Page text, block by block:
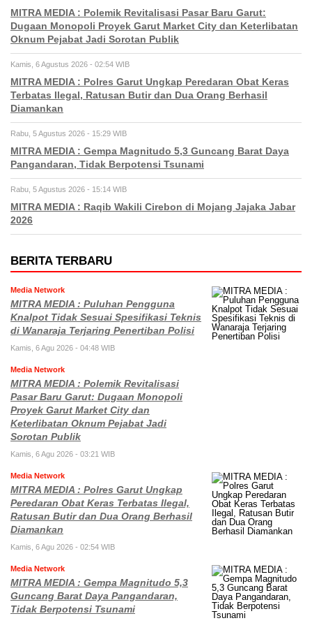
MITRA MEDIA : Polemik Revitalisasi Pasar Baru Garut:
Dugaan Monopoli Proyek Garut Market City dan Keterlibatan
Oknum Pejabat Jadi Sorotan Publik
Kamis, 6 Agustus 2026 - 02:54 WIB
MITRA MEDIA : Polres Garut Ungkap Peredaran Obat Keras
Terbatas Ilegal, Ratusan Butir dan Dua Orang Berhasil
Diamankan
Rabu, 5 Agustus 2026 - 15:29 WIB
MITRA MEDIA : Gempa Magnitudo 5,3 Guncang Barat Daya
Pangandaran, Tidak Berpotensi Tsunami
Rabu, 5 Agustus 2026 - 15:14 WIB
MITRA MEDIA : Raqib Wakili Cirebon di Mojang Jajaka Jabar
2026
BERITA TERBARU
Media Network
MITRA MEDIA : Puluhan Pengguna
Knalpot Tidak Sesuai Spesifikasi Teknis
di Wanaraja Terjaring Penertiban Polisi
Kamis, 6 Agu 2026 - 04:48 WIB
Media Network
MITRA MEDIA : Polemik Revitalisasi
Pasar Baru Garut: Dugaan Monopoli
Proyek Garut Market City dan
Keterlibatan Oknum Pejabat Jadi
Sorotan Publik
Kamis, 6 Agu 2026 - 03:21 WIB
Media Network
MITRA MEDIA : Polres Garut Ungkap
Peredaran Obat Keras Terbatas Ilegal,
Ratusan Butir dan Dua Orang Berhasil
Diamankan
Kamis, 6 Agu 2026 - 02:54 WIB
Media Network
MITRA MEDIA : Gempa Magnitudo 5,3
Guncang Barat Daya Pangandaran,
Tidak Berpotensi Tsunami